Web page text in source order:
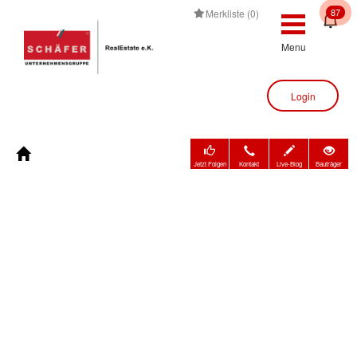
87
Login
Merkliste (0)
Menu
Jetzt Folgen Kontakt Live-Blog Bauträger